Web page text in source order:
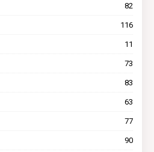
82
116
11
73
83
63
77
90